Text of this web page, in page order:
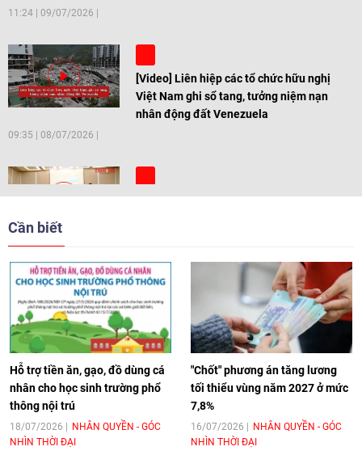
11:24 09/07/2026
[Video] Liên hiệp các tổ chức hữu nghị
Việt Nam ghi sổ tang, tưởng niệm nạn
nhân động đất Venezuela
09:35 08/07/2026
[Video] Trẻ em Đông Á cùng kiến tạo
[Video] Âm nhạc flamenco gắn kết văn
hoá Việt Nam - Tây Ban Nha
11:10 17/06/2026
[Video] Trao tặng Kỷ niệm chương "Vì
hòa bình, hữu nghị giữa các dân tộc"
cho Đại sứ Hungary tại Việt Nam
Cần biết
Hỗ trợ tiền ăn, gạo, đồ dùng cá
nhân cho học sinh trường phổ
thông nội trú
18/07/2026
NHÂN QUYỀN - GÓC
NHÌN THỜI ĐẠI
"Chốt" phương án tăng lương
tối thiểu vùng năm 2027 ở mức
7,8%
16/07/2026
NHÂN QUYỀN - GÓC
NHÌN THỜI ĐẠI